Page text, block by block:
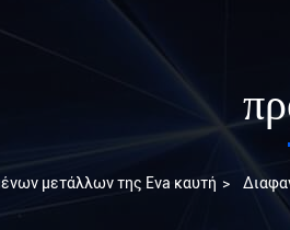
μετάλλων της Eva καυτή >